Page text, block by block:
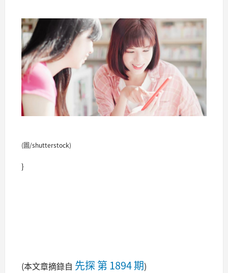
(圖/shutterstock)
}
(本文章摘錄自 先探 第1894期)